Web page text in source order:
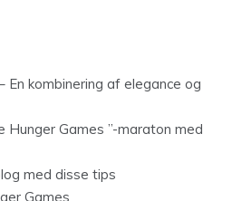
En kombinering af elegance og
Hunger Games ”-maraton med
med disse tips
Games